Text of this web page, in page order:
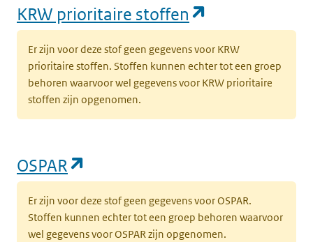
KRW prioritaire stoffen
Er zijn voor deze stof geen gegevens voor KRW
prioritaire stoffen. Stoffen kunnen echter tot een groep
behoren waarvoor wel gegevens voor KRW prioritaire
stoffen zijn opgenomen.
OSPAR
Er zijn voor deze stof geen gegevens voor OSPAR.
Stoffen kunnen echter tot een groep behoren waarvoor
wel gegevens voor OSPAR zijn opgenomen.